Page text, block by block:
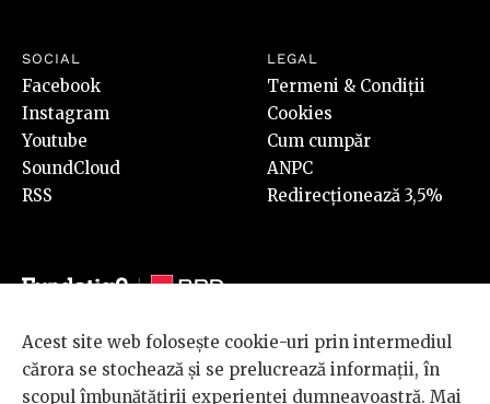
SOCIAL
Facebook
Instagram
Youtube
SoundCloud
RSS
LEGAL
Termeni & Condiții
Cookies
Cum cumpăr
ANPC
Redirecționează 3,5%
© 2026 BRD Groupe Société Générale, toate drepturile rezervate.
Scena 9 este un proiect sustinut de
BRD GROUPE SOCIÉTÉ
Acest site web folosește cookie-uri prin intermediul
cărora se stochează și se prelucrează informații, în
scopul îmbunătățirii experienței dumneavoastră. Mai